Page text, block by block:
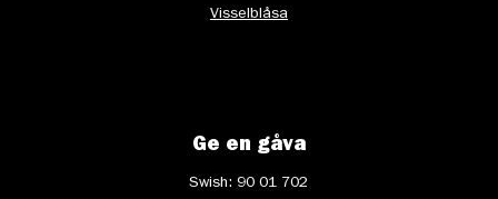
Visselblåsa
Ge en gåva
Swish: 90 01 702